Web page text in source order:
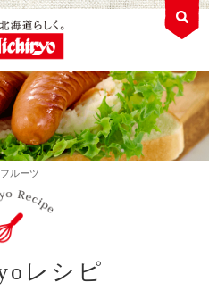
フルーツ
レシピ